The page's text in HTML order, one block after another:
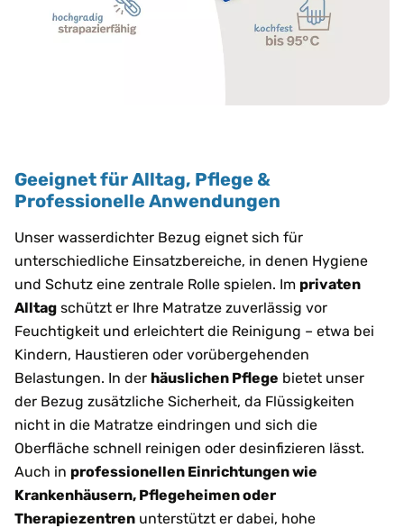
Geeignet für Alltag, Pflege &
Professionelle Anwendungen
Unser wasserdichter Bezug eignet sich für
unterschiedliche Einsatzbereiche, in denen Hygiene
und Schutz eine zentrale Rolle spielen. Im privaten
Alltag schützt er Ihre Matratze zuverlässig vor
Feuchtigkeit und erleichtert die Reinigung – etwa bei
Kindern, Haustieren oder vorübergehenden
Belastungen. In der häuslichen Pflege bietet unser
der Bezug zusätzliche Sicherheit, da Flüssigkeiten
nicht in die Matratze eindringen und sich die
Oberfläche schnell reinigen oder desinfizieren lässt.
Auch in professionellen Einrichtungen wie
Krankenhäusern, Pflegeheimen oder
Therapiezentren unterstützt er dabei, hohe